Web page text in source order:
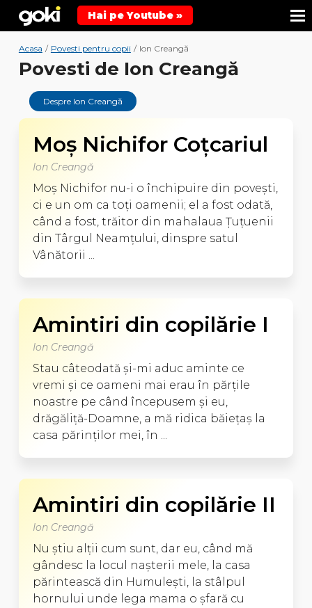
Hai pe Youtube »
Acasa / Povesti pentru copii / Ion Creangă
Povesti de Ion Creangă
Despre Ion Creangă
Moş Nichifor Coţcariul
Ion Creangă
Moş Nichifor nu-i o închipuire din poveşti,
ci e un om ca toţi oamenii; el a fost odată,
când a fost, trăitor din mahalaua Ţuţuenii
din Târgul Neamţului, dinspre satul
Vânătorii ...
Amintiri din copilărie I
Ion Creangă
Stau câteodată şi-mi aduc aminte ce
vremi şi ce oameni mai erau în părţile
noastre pe când începusem şi eu,
drăgăliţă-Doamne, a mă ridica băieţaş la
casa părinţilor mei, în ...
Amintiri din copilărie II
Ion Creangă
Nu ştiu alţii cum sunt, dar eu, când mă
gândesc la locul naşterii mele, la casa
părintească din Humuleşti, la stâlpul
hornului unde lega mama o şfară cu